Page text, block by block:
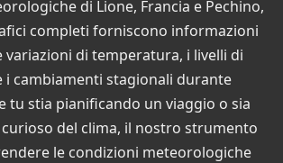
di Lione, Francia e Pechino,
completi forniscono informazioni
variazioni di temperatura, i livelli di
i cambiamenti stagionali durante
tu stia pianificando un viaggio o sia
del clima, il nostro strumento
le condizioni meteorologiche